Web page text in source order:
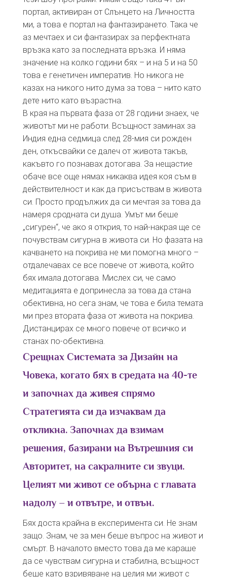
портал, активиран от Слънцето на Личността
ми, а това е портал на фантазирането. Така че
аз мечтаех и си фантазирах за перфектната
връзка като за последната връзка. И няма
значение на колко години бях – и на 5 и на 50
това е генетичен императив. Но никога не
казах на никого нито дума за това – нито като
дете нито като възрастна.
В края на първата фаза от 28 години знаех, че
животът ми не работи. Всъщност заминах за
Индия една седмица след 28-мия си рожден
ден, откъсвайки се далеч от живота такъв,
какъвто го познавах дотогава. За нещастие
обаче все още нямах никаква идея коя съм в
действителност и как да присъствам в живота
си. Просто продължих да си мечтая за това да
намеря сродната си душа. Умът ми беше
„сигурен“, че ако я открия, то най-накрая ще се
почувствам сигурна в живота си. Но фазата на
качването на покрива не ми помогна много –
отдалечавах се все повече от живота, който
бях имала дотогава. Мислех си, че само
медитацията е допринесла за това да стана
обективна, но сега знам, че това е била темата
ми през втората фаза от живота на покрива.
Дистанцирах се много повече от всичко и
станах по-обективна.
Срещнах Системата за Дизайн на
Човека, когато бях в средата на 40-те
и започнах да живея спрямо
Стратегията си да изчаквам да
откликна. Започнах да взимам
решения, базирани на Вътрешния си
Авторитет, на сакралните си звуци.
Целият ми живот се обърна с главата
надолу – и отвътре, и отвън.
Бях доста крайна в експеримента си. Не знам
защо. Знам, че за мен беше въпрос на живот и
смърт. В началото вместо това да ме караше
да се чувствам сигурна и стабилна, всъщност
беше като взривяване на целия ми живот с